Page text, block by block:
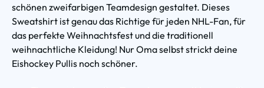
schönen zweifarbigen Teamdesign gestaltet. Dieses
Sweatshirt ist genau das Richtige für jeden NHL-Fan, für
das perfekte Weihnachtsfest und die traditionell
weihnachtliche Kleidung! Nur Oma selbst strickt deine
Eishockey Pullis noch schöner.